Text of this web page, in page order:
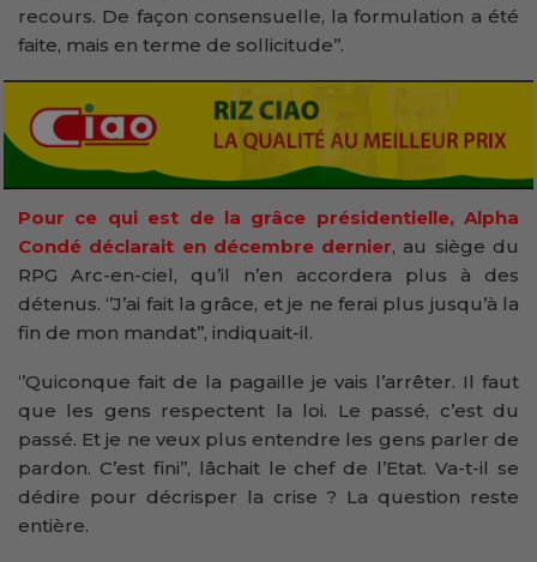
recours. De façon consensuelle, la formulation a été
faite, mais en terme de sollicitude’’.
Pour ce qui est de la grâce présidentielle, Alpha
Condé déclarait en décembre dernier, au siège du
RPG Arc-en-ciel, qu’il n’en accordera plus à des
détenus. ‘’J’ai fait la grâce, et je ne ferai plus jusqu’à la
fin de mon mandat’’, indiquait-il.
‘’Quiconque fait de la pagaille je vais l’arrêter. Il faut
que les gens respectent la loi. Le passé, c’est du
passé. Et je ne veux plus entendre les gens parler de
pardon. C’est fini’’, lâchait le chef de l’Etat. Va-t-il se
dédire pour décrisper la crise ? La question reste
entière.